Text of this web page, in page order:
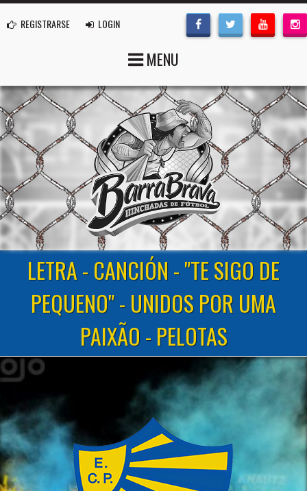
REGISTRARSE LOGIN
MENU
LETRA - CANCIÓN - "TE SIGO DE
PEQUENO" - UNIDOS POR UMA
PAIXÃO - PELOTAS